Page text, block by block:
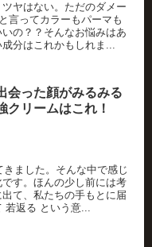
ヤはない。ただのダメー
言ってカラーもパーマも
の？？そんなお悩みはあ
分はこれかもしれま...
会った顔がみるみる
クリームはこれ！
ました。そんな中で感じ
す。ほんの少し前には考
て、私たちの手もとに届
返る という意...